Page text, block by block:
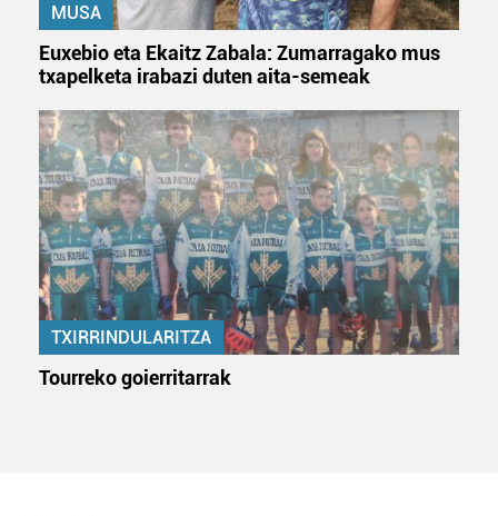
MUSA
Euxebio eta Ekaitz Zabala: Zumarragako mus
txapelketa irabazi duten aita-semeak
TXIRRINDULARITZA
Tourreko goierritarrak